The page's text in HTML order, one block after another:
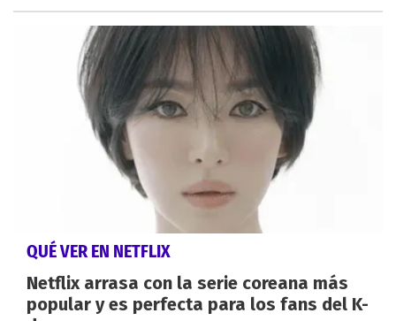
QUÉ VER EN NETFLIX
Netflix arrasa con la serie coreana más
popular y es perfecta para los fans del K-